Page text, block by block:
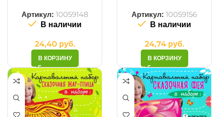
Артикул: 10059148
В наличии
24,40 руб.
В КОРЗИНУ
Артикул: 10059156
В наличии
24,74 руб.
В КОРЗИНУ